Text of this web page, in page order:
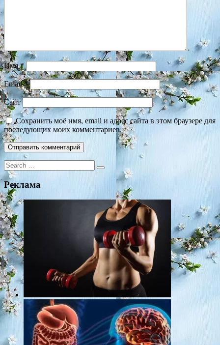
Имя*
Email*
Сайт
Сохранить моё имя, email и адрес сайта в этом браузере для
последующих моих комментариев.
Search
for:
Реклама